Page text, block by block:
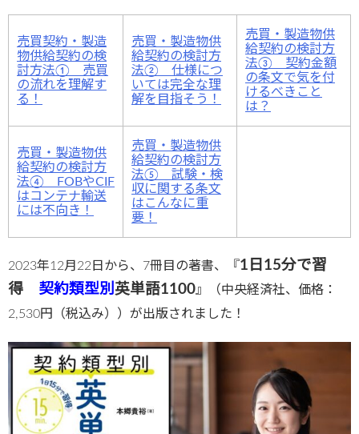
売買契約・製造
物供給契約の検
討方法① 売買
の流れを理解す
る！
売買・製造物供
給契約の検討方
法② 仕様につ
いては完全な理
解を目指そう！
売買・製造物供
給契約の検討方
法③ 契約金額
の条文で気を付
けるべきこと
は？
売買・製造物供
給契約の検討方
法④ FOBやCIF
はコンテナ輸送
には不向き！
売買・製造物供
給契約の検討方
法⑤ 試験・検
収に関する条文
はこんなに重
要！
2023年12月22日から、7冊目の著書、『 1日15分で習
得 契約類型別英単語1100』（中央経済社、価格：
2,530円（税込み））が出版されました！